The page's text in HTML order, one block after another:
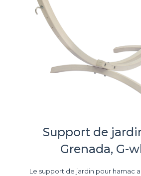
Support de
Grenada, G-
Le support de jardin pour hamac